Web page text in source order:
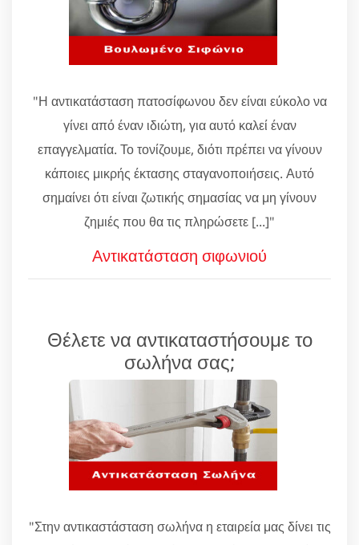
"Η αντικατάσταση πατοσίφωνου δεν είναι εύκολο να
γίνει από έναν ιδιώτη, για αυτό καλεί έναν
επαγγελματία. Το τονίζουμε, διότι πρέπει να γίνουν
κάποιες μικρής έκτασης σταγανοποιήσεις. Αυτό
σημαίνει ότι είναι ζωτικής σημασίας να μη γίνουν
ζημιές που θα τις πληρώσετε [...]"
Αντικατάσταση σιφωνιού
Θέλετε να αντικαταστήσουμε το
σωλήνα σας;
"Στην αντικαστάσταση σωλήνα η εταιρεία μας δίνει τις